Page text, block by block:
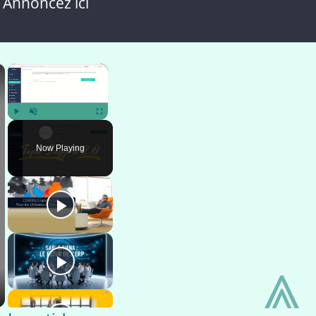
⩓
×
Unmute Fullscreen
Now Playing